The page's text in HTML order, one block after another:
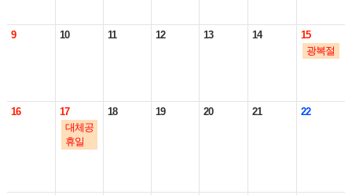
9 10 11 12 13 14
15
광복절
16 17 18 19 20 21
22
대체공
휴일